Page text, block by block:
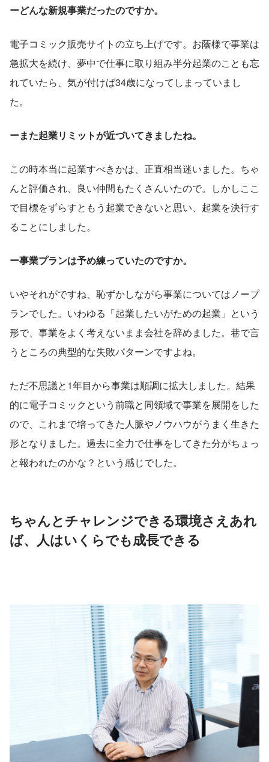
ーどんな新規事業だったのですか。
電子コミック販売サイトの立ち上げです。お蔭様で事業は
急拡大を続け、夢中で仕事に取り組み半分起業のことも忘
れていたら、気が付けば34歳になってしまっていまし
た。
ーまた起業リミットが近づいてきましたね。
この時本当に起業すべきかは、正直相当迷いました。ちゃ
んと評価され、良い仲間もたくさんいたので。しかしここ
で目標をずらすともう起業できないと思い、起業を決行す
ることにしました。
ー事業プランは予め練っていたのですか。
いやそれがですね、恥ずかしながら事業についてはノープ
ランでした。いわゆる「起業したいがための起業」という
形で、事業をよく考えないまま会社を辞めました。巷で言
うところの典型的な失敗パターンですよね。
ただ不思議と1年目から事業は順調に拡大しました。結果
的に電子コミックという前職と同領域で事業を展開をした
ので、これまで培ってきた人脈やノウハウがうまく生きた
形となりました。過去に全力で仕事をしてきた分がちょっ
と報われたのかな？という感じでした。
ちゃんとチャレンジできる環境さえあれ
ば、人はいくらでも成長できる